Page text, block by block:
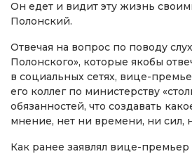
Он едет и видит эту жизнь
Полонский.
Отвечая на вопрос по поводу
Полонского», которые якобы
в социальных сетях, вице-
его коллег по министерству
обязанностей, что создавать
мнение, нет ни времени, ни сил,
Как ранее заявлял вице-